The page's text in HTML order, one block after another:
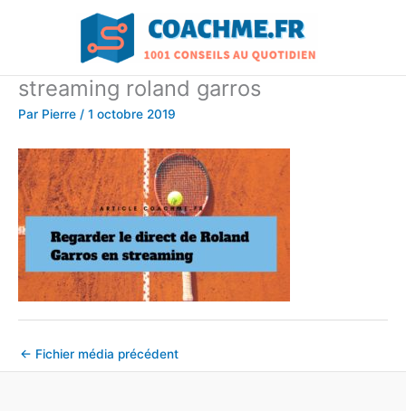
streaming roland garros
Par Pierre / 1 octobre 2019
← Fichier média précédent